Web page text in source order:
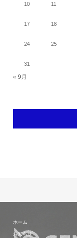
10 11
17 18
24 25
31
« 9月
ホーム
お知らせ